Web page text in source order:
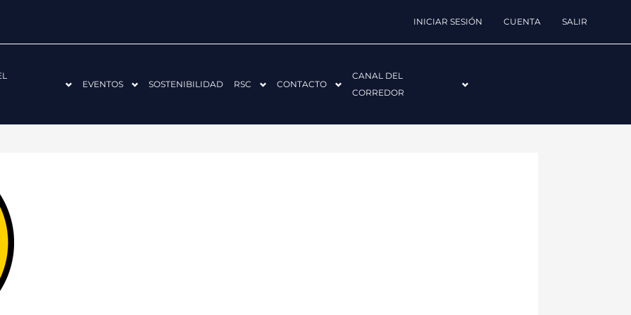
INICIAR SESIÓN CUENTA SALIR
EVENTOS SOSTENIBILIDAD RSC CONTACTO
CANAL DEL
CORREDOR